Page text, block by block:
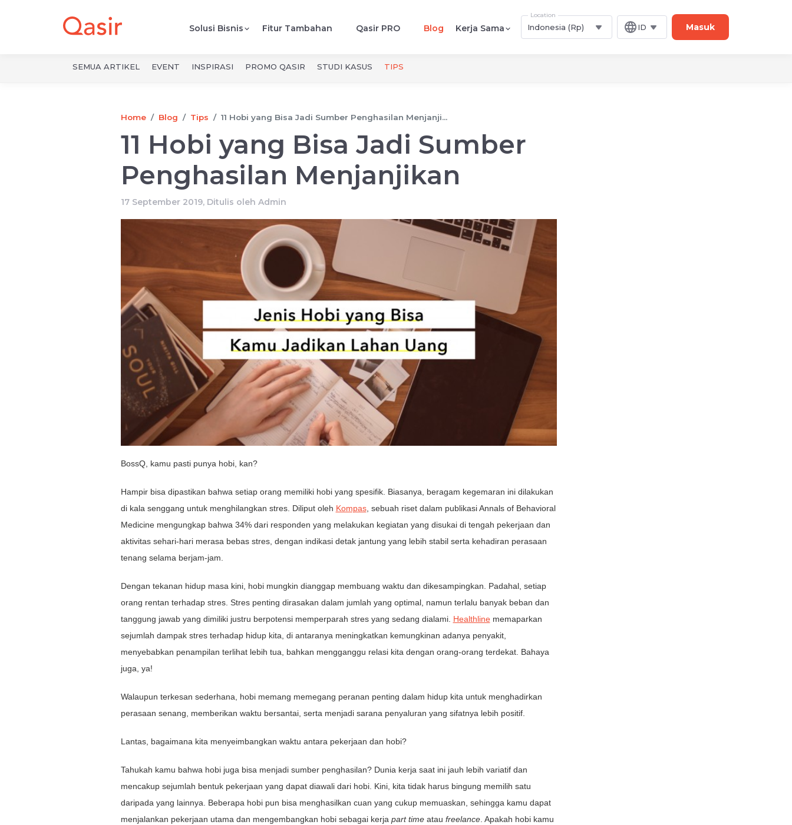
Solusi Bisnis Fitur Tambahan Qasir PRO Blog Kerja Sama
Location
Indonesia (Rp) ID Masuk
SEMUA ARTIKEL EVENT INSPIRASI PROMO QASIR STUDI KASUS TIPS
Home Blog Tips 11 Hobi yang Bisa Jadi Sumber Penghasilan Menjanji...
11 Hobi yang Bisa Jadi Sumber
Penghasilan Menjanjikan
17 September 2019, Ditulis oleh Admin
BossQ, kamu pasti punya hobi, kan?
Hampir bisa dipastikan bahwa setiap orang memiliki hobi yang spesifik. Biasanya, beragam kegemaran ini dilakukan
di kala senggang untuk menghilangkan stres. Diliput oleh Kompas, sebuah riset dalam publikasi Annals of Behavioral
Medicine mengungkap bahwa 34% dari responden yang melakukan kegiatan yang disukai di tengah pekerjaan dan
aktivitas sehari-hari merasa bebas stres, dengan indikasi detak jantung yang lebih stabil serta kehadiran perasaan
tenang selama berjam-jam.
Dengan tekanan hidup masa kini, hobi mungkin dianggap membuang waktu dan dikesampingkan. Padahal, setiap
orang rentan terhadap stres. Stres penting dirasakan dalam jumlah yang optimal, namun terlalu banyak beban dan
tanggung jawab yang dimiliki justru berpotensi memperparah stres yang sedang dialami. Healthlinememaparkan
sejumlah dampak stres terhadap hidup kita, di antaranya meningkatkan kemungkinan adanya penyakit,
menyebabkan penampilan terlihat lebih tua, bahkan mengganggu relasi kita dengan orang-orang terdekat. Bahaya
juga, ya!
Walaupun terkesan sederhana, hobi memang memegang peranan penting dalam hidup kita untuk menghadirkan
perasaan senang, memberikan waktu bersantai, serta menjadi sarana penyaluran yang sifatnya lebih positif.
Lantas, bagaimana kita menyeimbangkan waktu antara pekerjaan dan hobi?
Tahukah kamu bahwa hobi juga bisa menjadi sumber penghasilan? Dunia kerja saat ini jauh lebih variatif dan
mencakup sejumlah bentuk pekerjaan yang dapat diawali dari hobi. Kini, kita tidak harus bingung memilih satu
daripada yang lainnya. Beberapa hobi pun bisa menghasilkan cuan yang cukup memuaskan, sehingga kamu dapat
menjalankan pekerjaan utama dan mengembangkan hobi sebagai kerja part timeatau freelance. Apakah hobi kamu